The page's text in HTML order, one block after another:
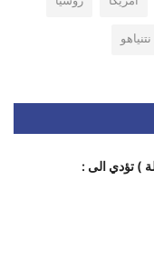
نتنياهو
) تؤدي الى :